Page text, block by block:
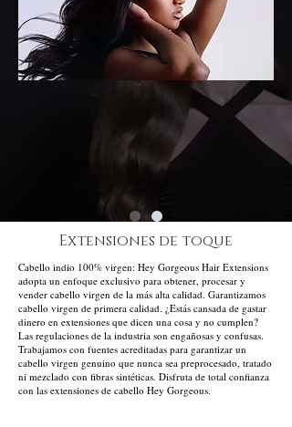
Extensiones de toque
Cabello indio 100% virgen: Hey Gorgeous Hair Extensions
adopta un enfoque exclusivo para obtener, procesar y
vender cabello virgen de la más alta calidad. Garantizamos
cabello virgen de primera calidad. ¿Estás cansada de gastar
dinero en extensiones que dicen una cosa y no cumplen?
Las regulaciones de la industria son engañosas y confusas.
Trabajamos con fuentes acreditadas para garantizar un
cabello virgen genuino que nunca sea preprocesado, tratado
ni mezclado con fibras sintéticas. Disfruta de total confianza
con las extensiones de cabello Hey Gorgeous.